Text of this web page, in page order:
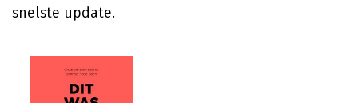
snelste update.